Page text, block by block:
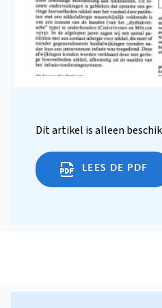
Dit artikel is alleen
LEES DE PDF